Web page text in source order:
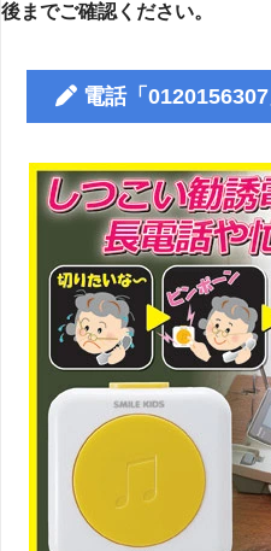
後までご確認ください。
電話「